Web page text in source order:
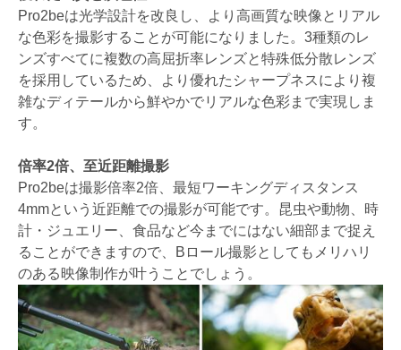
Pro2beは光学設計を改良し、より高画質な映像とリアル
な色彩を撮影することが可能になりました。3種類のレ
ンズすべてに複数の高屈折率レンズと特殊低分散レンズ
を採用しているため、より優れたシャープネスにより複
雑なディテールから鮮やかでリアルな色彩まで実現しま
す。
倍率2倍、至近距離撮影
Pro2beは撮影倍率2倍、最短ワーキングディスタンス
4mmという近距離での撮影が可能です。昆虫や動物、時
計・ジュエリー、食品など今までにはない細部まで捉え
ることができますので、Bロール撮影としてもメリハリ
のある映像制作が叶うことでしょう。